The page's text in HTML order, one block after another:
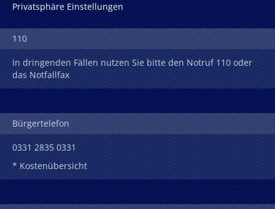
Privatsphäre Einstellungen
110
In dringenden Fällen nutzen Sie bitte den Notruf 110 oder
das Notfallfax
Bürgertelefon
0331 2835 0331
* Kostenübersicht